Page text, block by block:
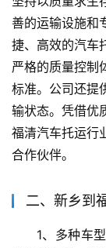
善的运输设施和
捷、高效的汽车
严格的质量控制
标准。公司还提
输状态。凭借优
福清汽车托运行
合作伙伴。
二、新乡到
1、多种车